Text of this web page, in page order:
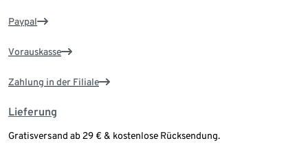
Paypal
Vorauskasse
Zahlung in der Filiale
Lieferung
Gratisversand ab 29 € & kostenlose Rücksendung.